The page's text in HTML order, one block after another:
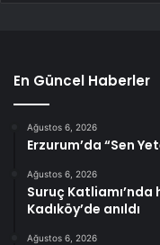
En Güncel Haberler
Ağustos 6, 2026
Erzurum’da “Sen
Ağustos 6, 2026
Suruç Katliamı’nda
Kadıköy’de anıldı
Ağustos 6, 2026